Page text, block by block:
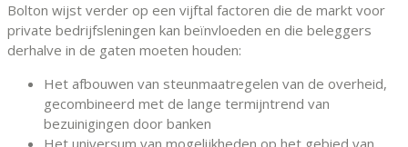
Bolton wijst verder op een vijftal factoren die de markt voor
private bedrijfsleningen kan beïnvloeden en die beleggers
derhalve in de gaten moeten houden:
Het afbouwen van steunmaatregelen van de overheid,
gecombineerd met de lange termijntrend van
bezuinigingen door banken